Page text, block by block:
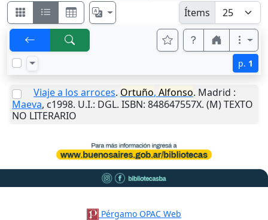
Ítems
p. 1
Viaje a los arroces. Ortuño, Alfonso. Madrid :
Maeva, c1998. U.I.: DGL. ISBN: 848647557X. (M) TEXTO
NO LITERARIO
Pérgamo OPAC Web